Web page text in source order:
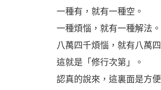
一種有，就有一種空。
一種煩惱，就有一種解法。
八萬四千煩惱，就有八萬
這就是「修行次第」。
認真的說來，這裏面是方